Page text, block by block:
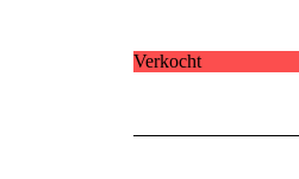
Verkocht